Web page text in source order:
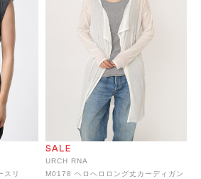
スリ
URCH RNA
M0178 ヘロヘロロング丈カーディガン